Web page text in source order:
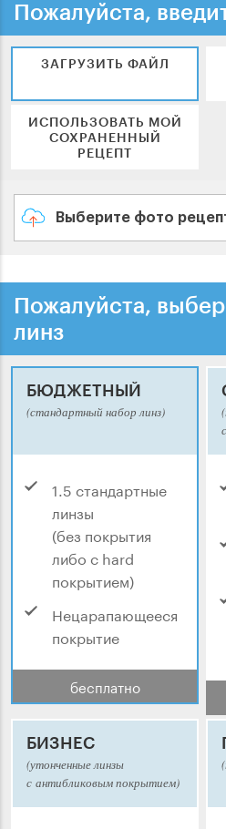
Пожалуйста,
ЗАГРУЗИТЬ ФАЙЛ
ИСПОЛЬЗОВАТЬ МОЙ
СОХРАНЕННЫЙ
РЕЦЕПТ
Выберите фото
Пожалуйста,
линз
БЮДЖЕТНЫЙ
(стандартный набор линз)
1.5 стандартные
линзы
(без покрытия
либо с hard
покрытием)
Нецарапающееся
покрытие
бесплатно
БИЗНЕС
(утонченные линзы
с антибликовым покрытием)